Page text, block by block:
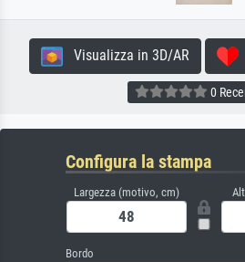
Visualizza in 3D/AR
0
Configura la stampa
Largezza (motivo, cm)
Bordo